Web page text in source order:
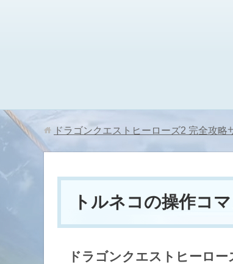
ドラゴンクエストヒーローズ2 完全攻略
トルネコの操作コ
ドラゴンクエストヒーロー